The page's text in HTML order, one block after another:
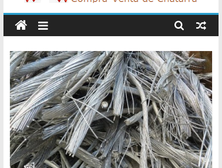
Chatarreros
–
Precio
de
Chatarra
Directorio
de